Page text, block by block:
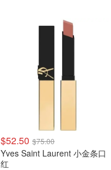
$52.50 $75.00
Yves Saint Laurent 小金条口
红